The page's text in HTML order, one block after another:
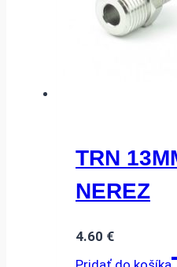
TRN
NEREZ
4.60 €